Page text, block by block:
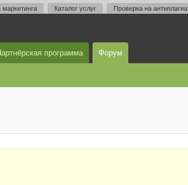
маркетинга Каталог услуг Проверка на
программа Форум